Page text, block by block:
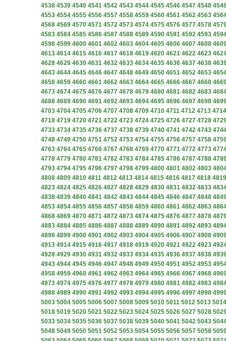
4538 4539 4540 4541 4542 4543 4544 4545 4546 4547 4548
4553 4554 4555 4556 4557 4558 4559 4560 4561 4562 4563
4568 4569 4570 4571 4572 4573 4574 4575 4576 4577 4578
4583 4584 4585 4586 4587 4588 4589 4590 4591 4592 4593
4598 4599 4600 4601 4602 4603 4604 4605 4606 4607 4608
4613 4614 4615 4616 4617 4618 4619 4620 4621 4622 4623
4628 4629 4630 4631 4632 4633 4634 4635 4636 4637 4638
4643 4644 4645 4646 4647 4648 4649 4650 4651 4652 4653
4658 4659 4660 4661 4662 4663 4664 4665 4666 4667 4668
4673 4674 4675 4676 4677 4678 4679 4680 4681 4682 4683
4688 4689 4690 4691 4692 4693 4694 4695 4696 4697 4698
4703 4704 4705 4706 4707 4708 4709 4710 4711 4712 4713 4714
4718 4719 4720 4721 4722 4723 4724 4725 4726 4727 4728
4733 4734 4735 4736 4737 4738 4739 4740 4741 4742 4743
4748 4749 4750 4751 4752 4753 4754 4755 4756 4757 4758
4763 4764 4765 4766 4767 4768 4769 4770 4771 4772 4773
4778 4779 4780 4781 4782 4783 4784 4785 4786 4787 4788
4793 4794 4795 4796 4797 4798 4799 4800 4801 4802 4803
4808 4809 4810 4811 4812 4813 4814 4815 4816 4817 4818 4819
4823 4824 4825 4826 4827 4828 4829 4830 4831 4832 4833
4838 4839 4840 4841 4842 4843 4844 4845 4846 4847 4848
4853 4854 4855 4856 4857 4858 4859 4860 4861 4862 4863
4868 4869 4870 4871 4872 4873 4874 4875 4876 4877 4878
4883 4884 4885 4886 4887 4888 4889 4890 4891 4892 4893
4898 4899 4900 4901 4902 4903 4904 4905 4906 4907 4908
4913 4914 4915 4916 4917 4918 4919 4920 4921 4922 4923
4928 4929 4930 4931 4932 4933 4934 4935 4936 4937 4938
4943 4944 4945 4946 4947 4948 4949 4950 4951 4952 4953
4958 4959 4960 4961 4962 4963 4964 4965 4966 4967 4968
4973 4974 4975 4976 4977 4978 4979 4980 4981 4982 4983
4988 4989 4990 4991 4992 4993 4994 4995 4996 4997 4998
5003 5004 5005 5006 5007 5008 5009 5010 5011 5012 5013 5014
5018 5019 5020 5021 5022 5023 5024 5025 5026 5027 5028
5033 5034 5035 5036 5037 5038 5039 5040 5041 5042 5043
5048 5049 5050 5051 5052 5053 5054 5055 5056 5057 5058